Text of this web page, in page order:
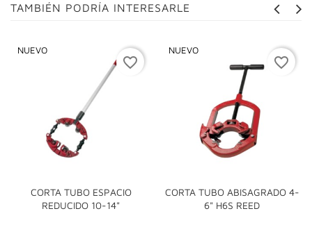
TAMBIÉN PODRÍA INTERESARLE
CORTA TUBO ESPACIO
REDUCIDO 10-14"
NUEVO
favorite_border
CORTA TUBO ABISAGRADO 4-
6" H6S REED
NUEVO
favorite_border